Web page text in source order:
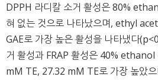
DPPH 라디칼 소거 활성은 80%
혀 없는 것으로 나타났으며, ethyl
GAE로 가장 높은 활성을 나타냈다
거 활성과 FRAP 활성은 40%
mM TE, 27.32 mM TE로 가장 높았